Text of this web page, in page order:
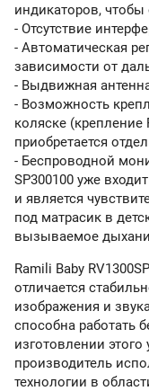
индикаторов,
- Отсутствие
- Автоматическая
зависимости от
- Выдвижная
- Возможность
коляске (крепление
приобретается
- Беспроводной
SP300100 уже
и является
под матрасик в
вызываемое
Ramili Baby
отличается
изображения и
способна работать
изготовлении
производитель
технологии в